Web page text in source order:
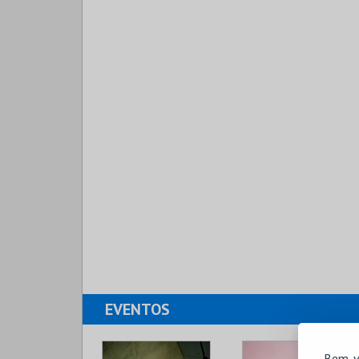
EVENTOS